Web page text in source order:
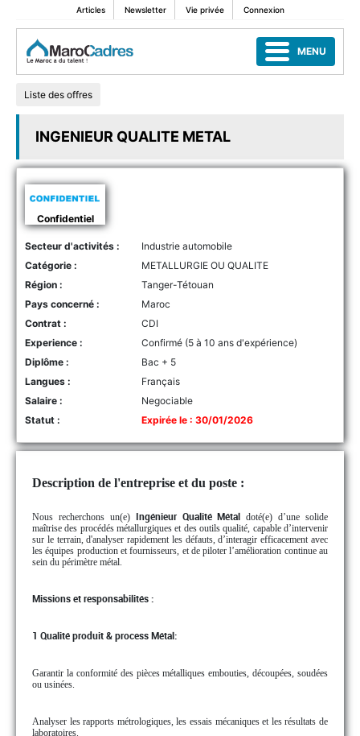
Articles Newsletter Vie privée Connexion
MENU
Liste des offres
INGENIEUR QUALITE METAL
Confidentiel
Secteur d'activités :
Industrie automobile
Catégorie :
METALLURGIE OU QUALITE
Région :
Tanger-Tétouan
Pays concerné :
Maroc
Contrat :
CDI
Experience :
Confirmé (5 à 10 ans d'expérience)
Diplôme :
Bac + 5
Langues :
Français
Salaire :
Negociable
Statut :
Expirée le : 30/01/2026
Description de l'entreprise et du poste :
Nous recherchons un(e)Ingénieur Qualité Métal doté(e) d’une solide
maîtrise des procédés métallurgiques et des outils qualité, capable d’intervenir
sur le terrain, d'analyser rapidement les défauts, d’interagir efficacement avec
les équipes production et fournisseurs, et de piloter l’amélioration continue au
sein du périmètre métal.
Missions et responsabilités :
1 Qualité produit & process Métal:
Garantir la conformité des pièces métalliques embouties, découpées, soudées
ou usinées.
Analyser les rapports métrologiques, les essais mécaniques et les résultats de
laboratoires.